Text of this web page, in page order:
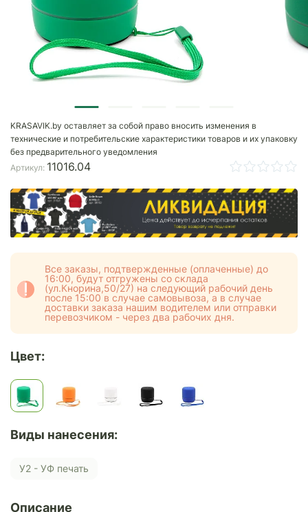
KRASAVIK.by оставляет за собой право вносить изменения в
технические и потребительские характеристики товаров и их упаковку
без предварительного уведомления
Артикул: 11016.04
Все заказы, подтвержденные (оплаченные) до
16:00, будут отгружены со склада
(ул.Кнорина,50/27) на следующий рабочий день
после 15:00 в случае самовывоза, а в случае
доставки заказа нашим водителем или отправки
перевозчиком - через два рабочих дня.
Цвет:
Виды нанесения:
У2 - УФ печать
Описание